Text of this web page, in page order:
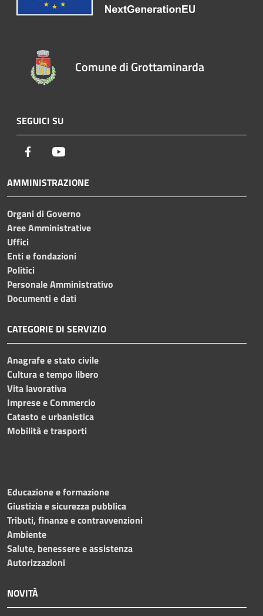
Comune di Grottaminarda
SEGUICI SU
Facebook
AMMINISTRAZIONE
Organi di Governo
Aree Amministrative
Uffici
Enti e fondazioni
Politici
Personale Amministrativo
Documenti e dati
CATEGORIE DI SERVIZIO
Anagrafe e stato civile
Cultura e tempo libero
Vita lavorativa
Imprese e Commercio
Catasto e urbanistica
Mobilità e trasporti
Educazione e formazione
Giustizia e sicurezza pubblica
Tributi, finanze e contravvenzioni
Ambiente
Salute, benessere e assistenza
Autorizzazioni
NOVITÀ